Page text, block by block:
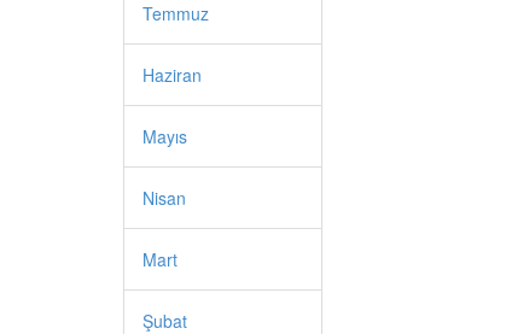
Temmuz
Haziran
Mayıs
Nisan
Mart
Şubat